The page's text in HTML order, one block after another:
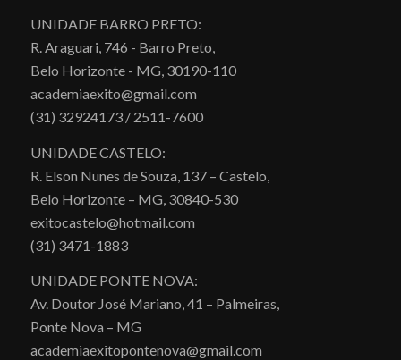
UNIDADE BARRO PRETO:
R. Araguari, 746 - Barro Preto,
Belo Horizonte - MG, 30190-110
academiaexito@gmail.com
(31) 32924173 / 2511-7600
UNIDADE CASTELO:
R. Elson Nunes de Souza, 137 – Castelo,
Belo Horizonte – MG, 30840-530
exitocastelo@hotmail.com
(31) 3471-1883
UNIDADE PONTE NOVA:
Av. Doutor José Mariano, 41 – Palmeiras,
Ponte Nova – MG
academiaexitopontenova@gmail.com